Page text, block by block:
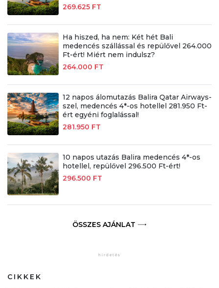
269.625 FT
Ha hiszed, ha nem: Két hét Bali
medencés szállással és repülővel 264.000
Ft-ért! Miért nem indulsz?
264.000 FT
12 napos álomutazás Balira Qatar Airways-
szel, medencés 4*-os hotellel 281.950 Ft-
ért egyéni foglalással!
281.950 FT
10 napos utazás Balira medencés 4*-os
hotellel, repülővel 296.500 Ft-ért!
296.500 FT
ÖSSZES AJÁNLAT
CIKKEK